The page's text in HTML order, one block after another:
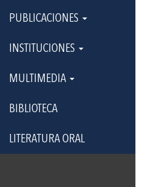
PUBLICACIONES
INSTITUCIONES
MULTIMEDIA
BIBLIOTECA
LITERATURA ORAL